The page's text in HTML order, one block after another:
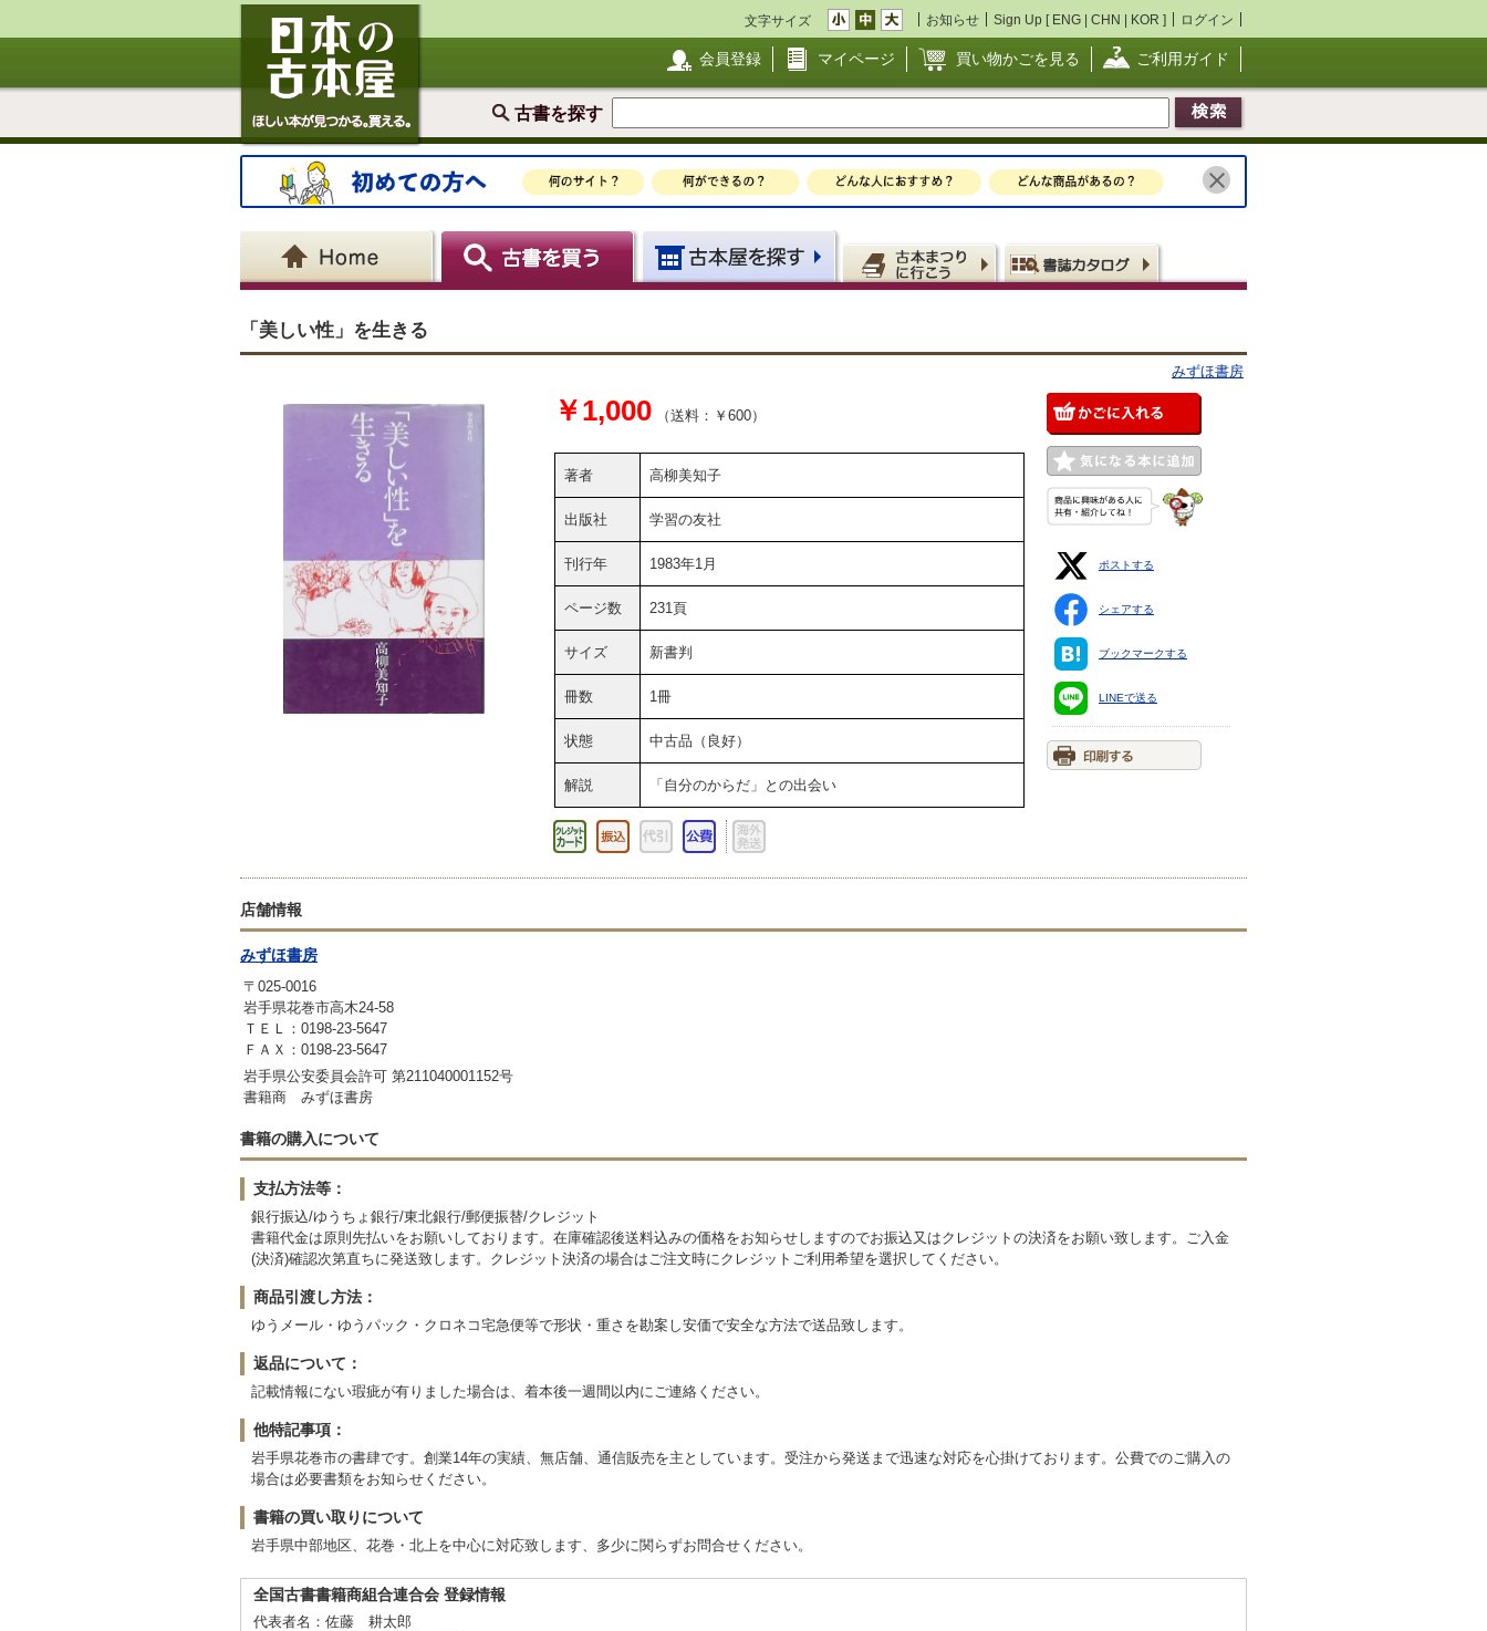
文字サイズ お知らせ Sign Up [ ENG | CHN | KOR ] ログイン
会員登録 マイページ 買い物かごを見る ご利用ガイド
古書を探す
「美しい性」を生きる
みずほ書房
￥1,000 （送料：￥600）
著者 高柳美知子
出版社 学習の友社
刊行年 1983年1月
ページ数 231頁
サイズ 新書判
冊数 1冊
状態 中古品（良好）
解説 「自分のからだ」との出会い
ポストする
シェアする
ブックマークする
LINEで送る
店舗情報
みずほ書房
〒025-0016
岩手県花巻市高木24-58
ＴＥＬ：0198-23-5647
ＦＡＸ：0198-23-5647
岩手県公安委員会許可 第211040001152号
書籍商 みずほ書房
書籍の購入について
支払方法等：
銀行振込/ゆうちょ銀行/東北銀行/郵便振替/クレジット
書籍代金は原則先払いをお願いしております。在庫確認後送料込みの価格をお知らせしますのでお振込又はクレジットの決済をお願い致します。ご入金
(決済)確認次第直ちに発送致します。クレジット決済の場合はご注文時にクレジットご利用希望を選択してください。
商品引渡し方法：
ゆうメール・ゆうパック・クロネコ宅急便等で形状・重さを勘案し安価で安全な方法で送品致します。
返品について：
記載情報にない瑕疵が有りました場合は、着本後一週間以内にご連絡ください。
他特記事項：
岩手県花巻市の書肆です。創業14年の実績、無店舗、通信販売を主としています。受注から発送まで迅速な対応を心掛けております。公費でのご購入の
場合は必要書類をお知らせください。
書籍の買い取りについて
岩手県中部地区、花巻・北上を中心に対応致します、多少に関らずお問合せください。
全国古書書籍商組合連合会 登録情報
代表者名：佐藤 耕太郎